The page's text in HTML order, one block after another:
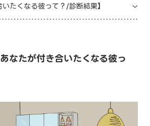
いたくなる彼って？/診断結果】
なたが付き合いたくなる彼っ